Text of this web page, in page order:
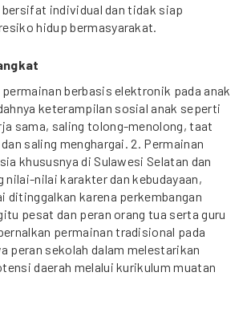
bersifat individual dan tidak siap
hidup bermasyarakat.
permainan berbasis elektronik pada anak
keterampilan sosial anak seperti
sama, saling tolong-menolong, taat
saling menghargai. 2. Permainan
khususnya di Sulawesi Selatan dan
nilai-nilai karakter dan kebudayaan,
ditinggalkan karena perkembangan
pesat dan peran orang tua serta guru
permainan tradisional pada
peran sekolah dalam melestarikan
daerah melalui kurikulum muatan